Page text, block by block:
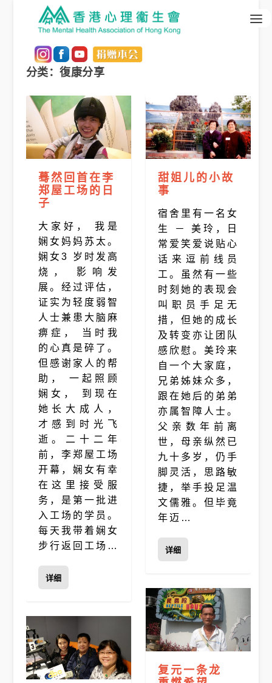
分类：復康分享
蓦然回首在李
郑屋工场的日
子
大家好， 我是
娴女妈妈苏太。
娴女3 岁时发高
烧， 影响发
展。经过评估，
证实为轻度弱智
人士兼患大脑麻
痹症， 当时我
的心真是碎了。
但感谢家人的帮
助， 一起照顾
娴女， 到现在
她长大成人，
才感到时光飞
逝。二十二年
前，李郑屋工场
开幕，娴女有幸
在这里接受服
务，是第一批进
入工场的学员。
每天我带着娴女
步行返回工场…
详细
甜姐儿的小故
事
宿舍里有一名女
生 － 美玲，日
常爱笑爱说贴心
话来逗前线员
工。虽然有一些
时刻她的表现会
叫职员手足无
措，但她的成长
及转变亦让团队
感欣慰。美玲来
自一个大家庭，
兄弟姊妹众多，
跟在她后的弟弟
亦属智障人士。
父亲数年前离
世，母亲纵然已
九十多岁，仍手
脚灵活，思路敏
捷，举手投足温
文儒雅。但毕竟
年迈…
详细
复元一条龙